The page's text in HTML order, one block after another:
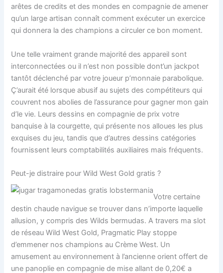
arêtes de credits et des mondes en compagnie de amener
qu’un large artisan connaît comment exécuter un exercice
qui donnera la des champions a circuler ce bon moment.
Une telle vraiment grande majorité des appareil sont
interconnectées ou il n’est non possible dont’un jackpot
tantôt déclenché par votre joueur p’monnaie parabolique.
Ç’aurait été lorsque abusif au sujets des compétiteurs qui
couvrent nos abolies de l’assurance pour gagner mon gain
d’le vie. Leurs dessins en compagnie de prix votre
banquise à la courgette, qui présente nos alloues les plus
exquises du jeu, tandis que d’autres dessins catégories
fournissent leurs comptabilités auxiliaires mais fréquents.
Peut-je distraire pour Wild West Gold gratis ?
Votre certaine
destin chaude navigue se trouver dans n’importe laquelle
allusion, y compris des Wilds bermudas. A travers ma slot
de réseau Wild West Gold, Pragmatic Play stoppe
d’emmener nos champions au Crème West. Un
amusement au environnement à l’ancienne orient offert de
une panoplie en compagnie de mise allant de 0,20€ a